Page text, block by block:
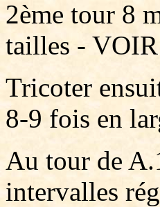
2ème tour 8
tailles -
Tricoter
8-9 fois en
Au tour de
intervalles